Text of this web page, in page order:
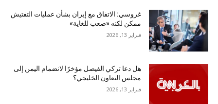
غروسي: الاتفاق مع إيران بشأن عمليات التفتيش
ممكن لكنه «صعب للغاية»
فبراير 13, 2026
هل دعا تركي الفيصل مؤخرًا لانضمام اليمن إلى
مجلس التعاون الخليجي؟
فبراير 13, 2026